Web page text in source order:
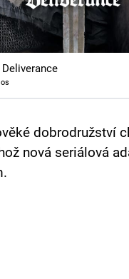
dobrodružství
nová seriálová